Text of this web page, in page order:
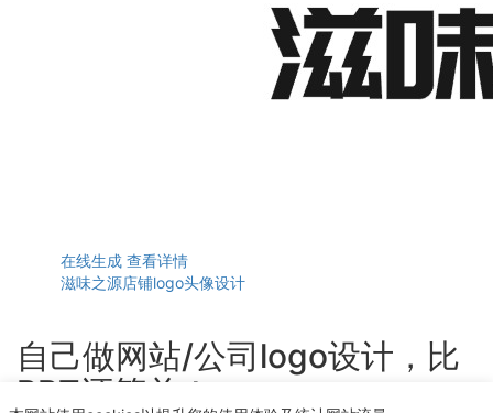
在线生成 查看详情
滋味之源店铺logo头像设计
自己做网站/公司logo设计，比
PPT还简单！